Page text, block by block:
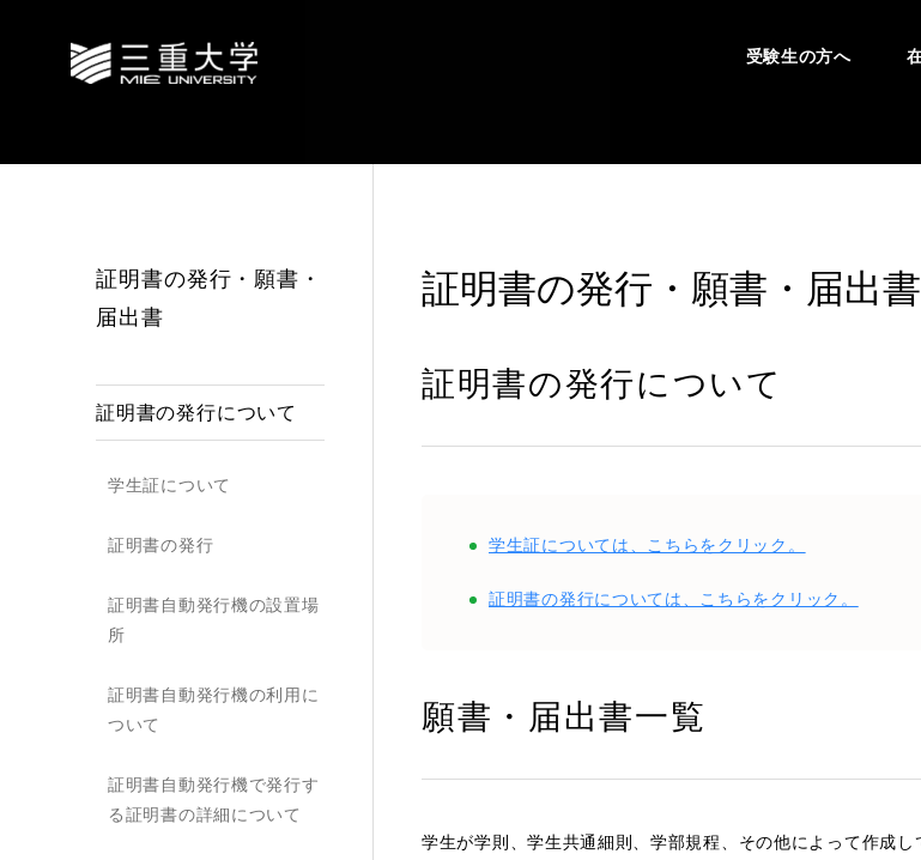
受験生の方へ
証明書の発行・願書・届出書
証明書の発行について
学生証については、こちらをクリック。
証明書の発行については、こちらをクリック。
願書・届出書一覧
学生が学則、学生共通細則、学部規程、その他によって作成
証明書の発行・願書・
届出書
証明書の発行について
学生証について
証明書の発行
証明書自動発行機の設置場
所
証明書自動発行機の利用に
ついて
証明書自動発行機で発行す
る証明書の詳細について